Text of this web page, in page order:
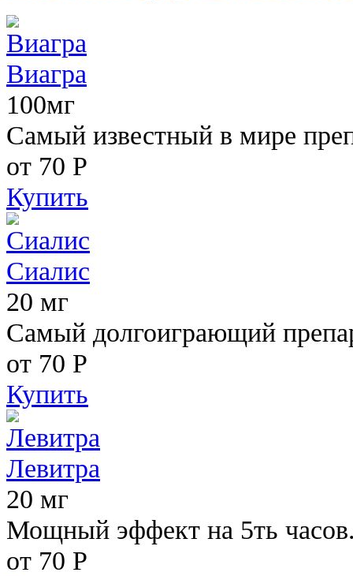
Виагра
100мг
Самый известный в мире
от 70 Р
Купить
Сиалис
20 мг
Самый долгоиграющий
от 70 Р
Купить
Левитра
20 мг
Мощный эффект на 5ть
от 70 Р